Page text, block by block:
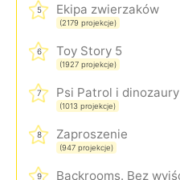
5 Ekipa zwierzaków
(2179 projekcje)
6 Toy Story 5
(1927 projekcje)
7 Psi Patrol i dinozaury
(1013 projekcje)
8 Zaproszenie
(947 projekcje)
9